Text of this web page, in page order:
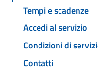
Tempi e scadenze
Accedi al servizio
Condizioni di
Contatti